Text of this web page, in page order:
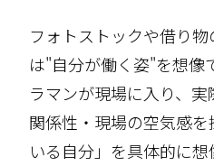
フォトストックや借り
は"自分が働く姿"を想像
ラマンが現場に入り、実
関係性・現場の空気感
いる自分」を具体的に